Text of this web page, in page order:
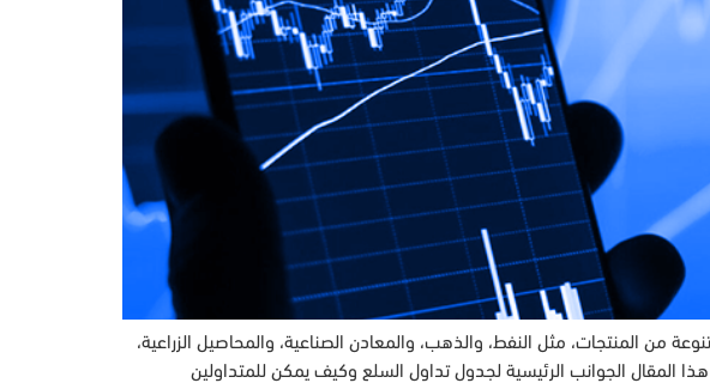
من المنتجات، مثل النفط، والذهب، والمعادن الصناعية، والمحاصيل الزراعية،
المقال الجوانب الرئيسية لجدول تداول السلع وكيف يمكن للمتداولين